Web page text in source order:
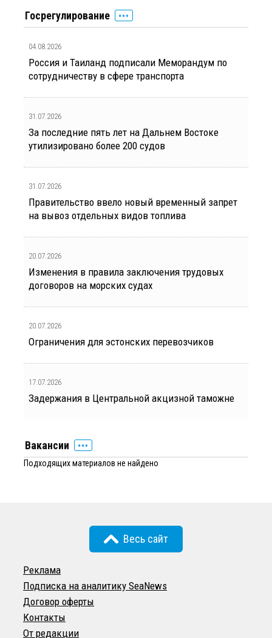
Госрегулирование
04.08.2026
Россия и Таиланд подписали Меморандум по
сотрудничеству в сфере транспорта
31.07.2026
За последние пять лет на Дальнем Востоке
утилизировано более 200 судов
31.07.2026
Правительство ввело новый временный запрет
на вывоз отдельных видов топлива
20.07.2026
Изменения в правила заключения трудовых
договоров на морских судах
20.07.2026
Ограничения для эстонских перевозчиков
17.07.2026
Задержания в Центральной акцизной таможне
Вакансии
Подходящих материалов не найдено
Весь сайт
Реклама
Подписка на аналитику SeaNews
Договор оферты
Контакты
От редакции